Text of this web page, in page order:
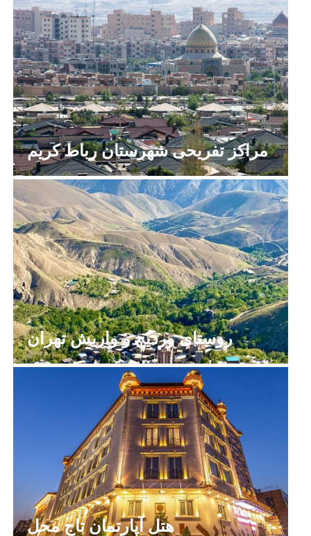
مراکز تفریحی شهرستان رباط کریم
روستای وردیج و واریش تهران
هتل آپارتمان تاج محل